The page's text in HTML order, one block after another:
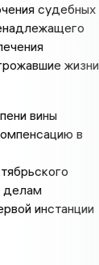
судебных
жизни
вины
в
делам
инстанции